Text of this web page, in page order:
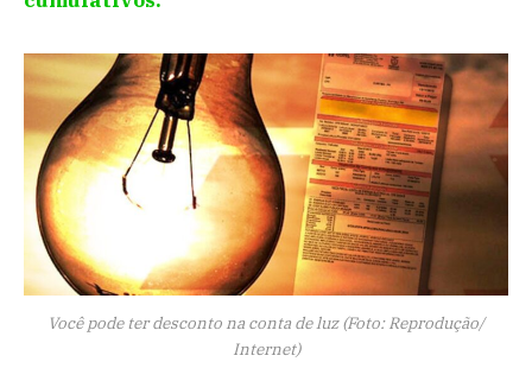
Você pode ter desconto na conta de luz (Foto: Reprodução/
Internet)